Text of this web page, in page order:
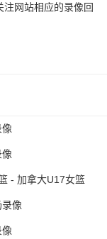
网站相应的录像回
- 加拿大U17女篮
像